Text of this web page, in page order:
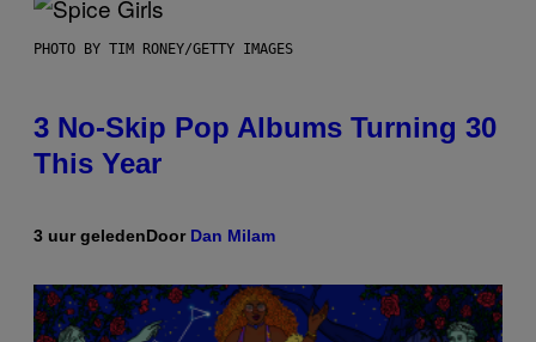
PHOTO BY TIM RONEY/GETTY IMAGES
3 No-Skip Pop Albums Turning 30
This Year
3 uur geledenDoor Dan Milam